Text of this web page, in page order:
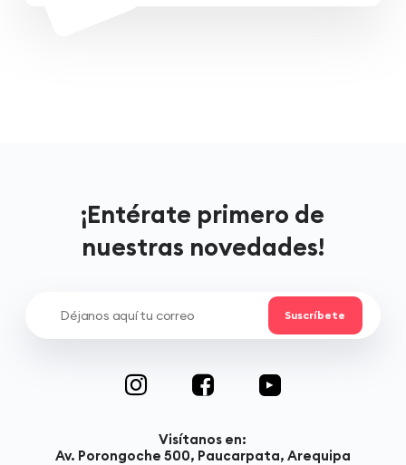
¡Entérate primero de
nuestras novedades!
Visítanos en:
Av. Porongoche 500, Paucarpata, Arequipa